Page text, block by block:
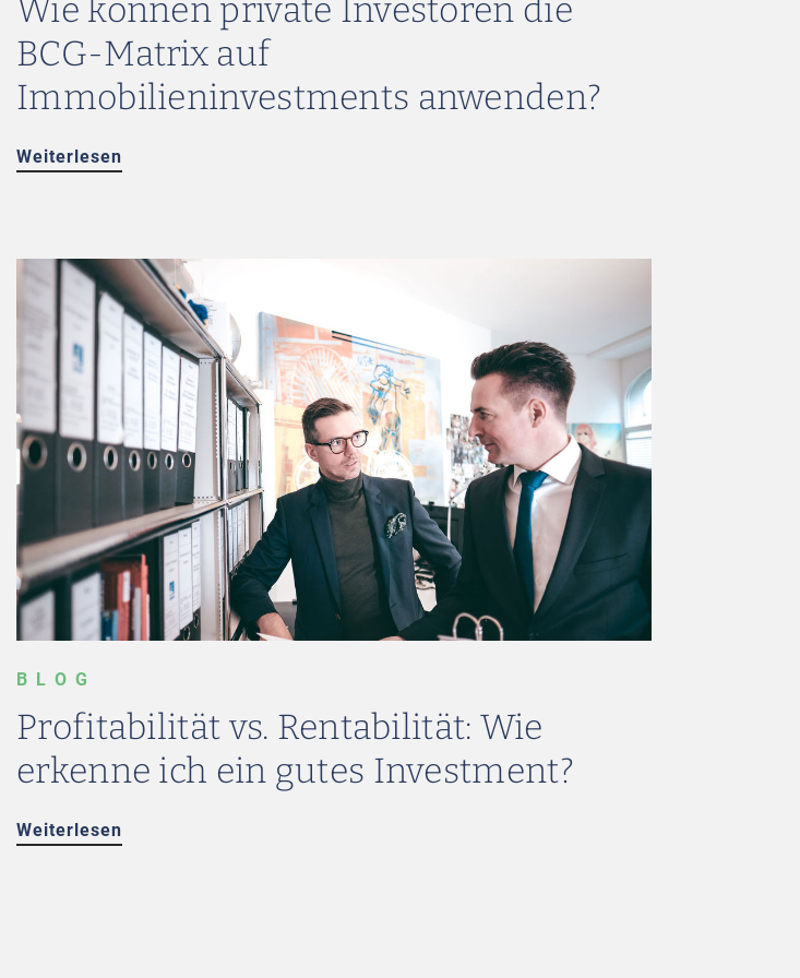
Wie können private Investoren die
BCG-Matrix auf
Immobilieninvestments anwenden?
Weiterlesen
BLOG
Profitabilität vs. Rentabilität: Wie
erkenne ich ein gutes Investment?
Weiterlesen